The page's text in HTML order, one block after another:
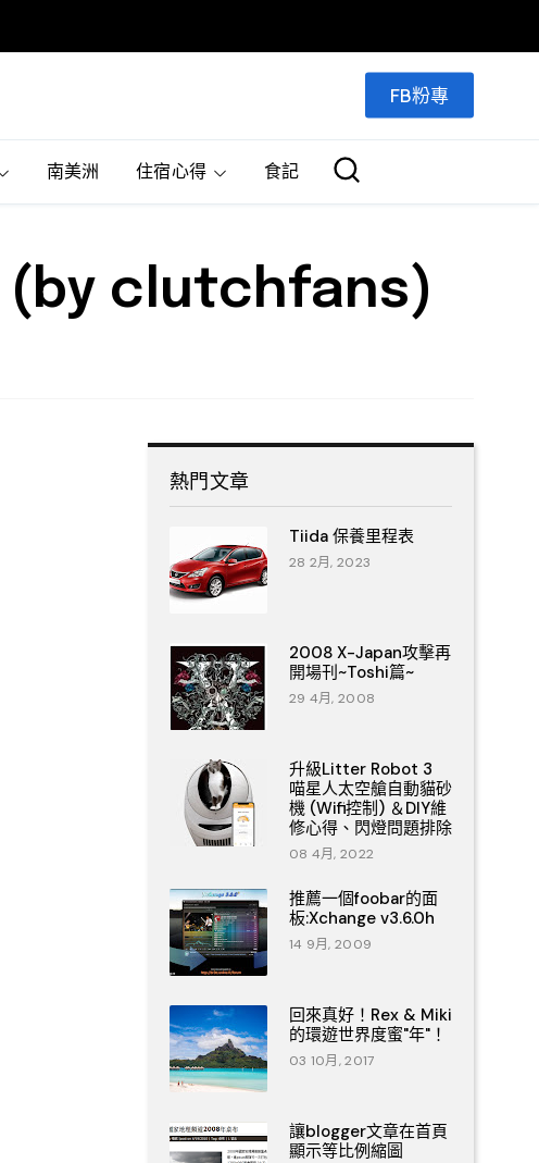
FB粉專
南美洲 住宿心得 食記
(by clutchfans)
熱門文章
Tiida 保養里程表
28 2月, 2023
2008 X-Japan攻擊再
開場刊~Toshi篇~
29 4月, 2008
升級Litter Robot 3
喵星人太空艙自動貓砂
機 (Wifi控制) ＆DIY維
修心得、閃燈問題排除
08 4月, 2022
推薦一個foobar的面
板:Xchange v3.6.0h
14 9月, 2009
回來真好！Rex & Miki
的環遊世界度蜜"年"！
03 10月, 2017
讓blogger文章在首頁
顯示等比例縮圖